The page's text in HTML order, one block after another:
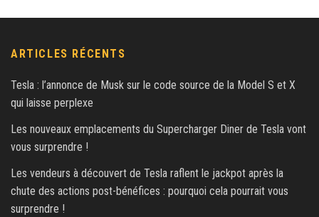
ARTICLES RÉCENTS
Tesla : l’annonce de Musk sur le code source de la Model S et X
qui laisse perplexe
Les nouveaux emplacements du Supercharger Diner de Tesla vont
vous surprendre !
Les vendeurs à découvert de Tesla raflent le jackpot après la
chute des actions post-bénéfices : pourquoi cela pourrait vous
surprendre !